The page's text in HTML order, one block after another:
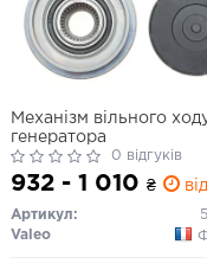
Механізм вільного
генератора
0 відгуків
932 - 1 010 ₴
Артикул:
Valeo